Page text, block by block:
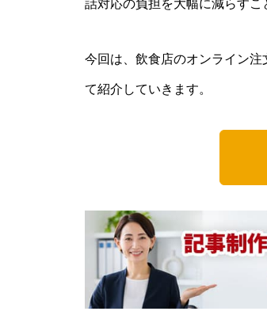
話対応の負担を大幅に減らすこ
今回は、飲食店のオンライン
て紹介していきます。